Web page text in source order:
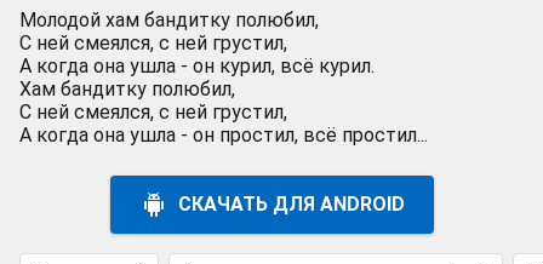
Молодой хам бандитку полюбил,
С ней смеялся, с ней грустил,
А когда она ушла - он курил, всё курил.
Хам бандитку полюбил,
С ней смеялся, с ней грустил,
А когда она ушла - он простил, всё простил...
СКАЧАТЬ ДЛЯ ANDROID